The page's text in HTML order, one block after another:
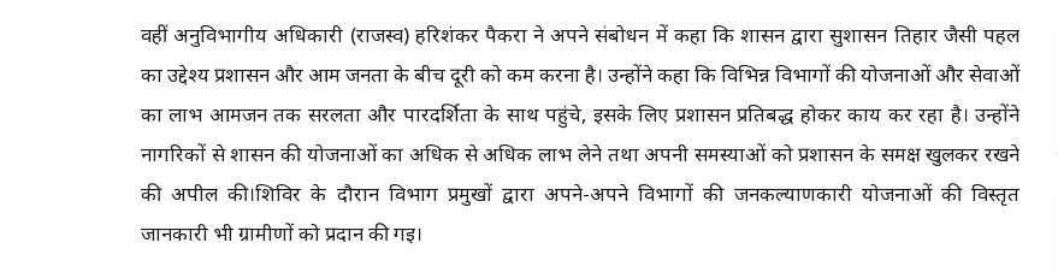
वहीं अनुविभागीय अधिकारी (राजस्व) हरिशंकर पैकरा ने अपने संबोधन में कहा कि शासन द्वारा सुशासन तिहार जैसी पहल
का उद्देश्य प्रशासन और आम जनता के बीच दूरी को कम करना है। उन्होंने कहा कि विभिन्न विभागों की योजनाओं और सेवाओं
का लाभ आमजन तक सरलता और पारदर्शिता के साथ पहुंचे, इसके लिए प्रशासन प्रतिबद्ध होकर कार्य कर रहा है। उन्होंने
नागरिकों से शासन की योजनाओं का अधिक से अधिक लाभ लेने तथा अपनी समस्याओं को प्रशासन के समक्ष खुलकर रखने
की अपील की।शिविर के दौरान विभाग प्रमुखों द्वारा अपने-अपने विभागों की जनकल्याणकारी योजनाओं की विस्तृत
जानकारी भी ग्रामीणों को प्रदान की गई।